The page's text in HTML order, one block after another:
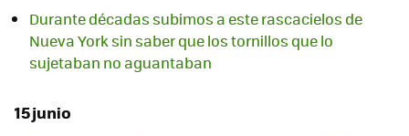
Durante décadas subimos a este rascacielos de
Nueva York sin saber que los tornillos que lo
sujetaban no aguantaban
15 junio